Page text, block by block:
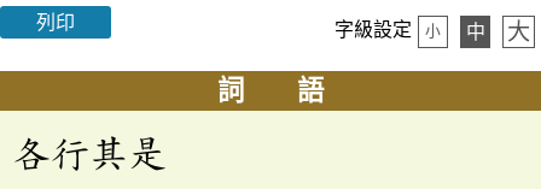
列印 字級設定 小 中 大
詞 語
各行其是